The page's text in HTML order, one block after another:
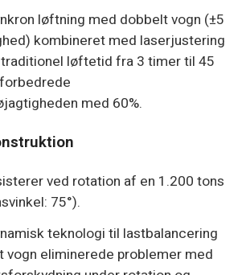
løftning med dobbelt vogn (±5
kombineret med laserjustering
løftetid fra 3 timer til 45
med 60%.
ved rotation af en 1.200 tons
75°).
teknologi til lastbalancering
vogn eliminerede problemer med